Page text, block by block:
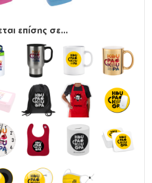
επίσης σε...